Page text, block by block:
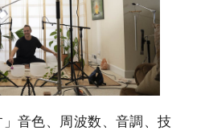
」音色、周波数、音調、技